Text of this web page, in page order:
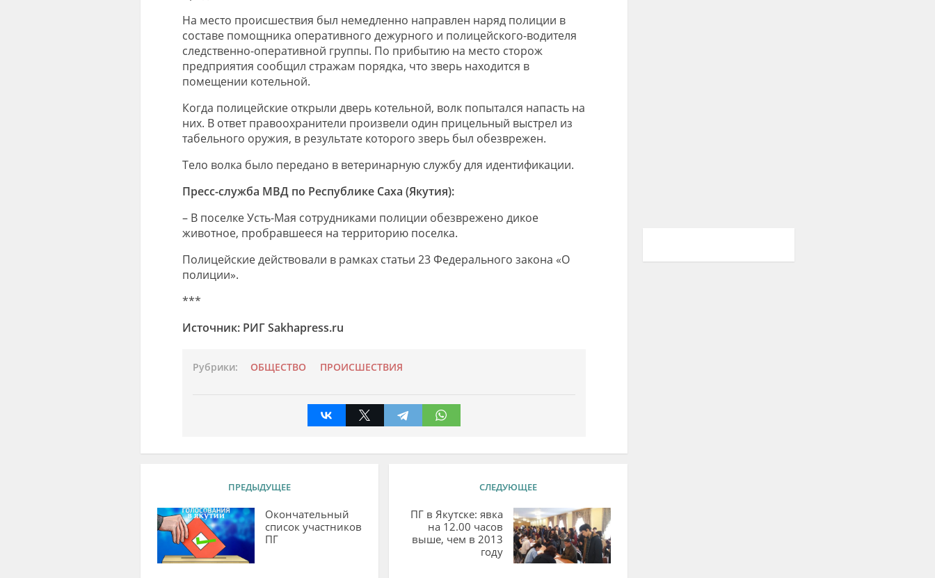
На место происшествия был немедленно направлен наряд полиции в
составе помощника оперативного дежурного и полицейского-водителя
следственно-оперативной группы. По прибытию на место сторож
предприятия сообщил стражам порядка, что зверь находится в
помещении котельной.
Когда полицейские открыли дверь котельной, волк попытался напасть на
них. В ответ правоохранители произвели один прицельный выстрел из
табельного оружия, в результате которого зверь был обезврежен.
Тело волка было передано в ветеринарную службу для идентификации.
Пресс-служба МВД по Республике Саха (Якутия):
– В поселке Усть-Мая сотрудниками полиции обезврежено дикое
животное, пробравшееся на территорию поселка.
Полицейские действовали в рамках статьи 23 Федерального закона «О
полиции».
***
Источник: РИГ Sakhapress.ru
Рубрики: ОБЩЕСТВО ПРОИСШЕСТВИЯ
ПРЕДЫДУЩЕЕ
Окончательный
список участников
ПГ
СЛЕДУЮЩЕЕ
ПГ в Якутске: явка
на 12.00 часов
выше, чем в 2013
году